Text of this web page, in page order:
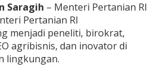
Saragih – Menteri Pertanian RI
Pertanian RI
menjadi peneliti, birokrat,
agribisnis, dan inovator di
lingkungan.